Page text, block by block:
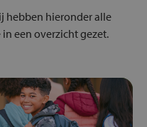
hebben hieronder alle
een overzicht gezet.